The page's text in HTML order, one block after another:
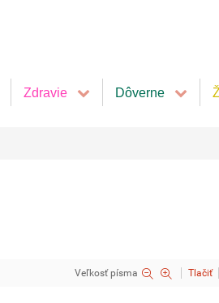
Zdravie Dôverne
Veľkosť písma Tlačiť